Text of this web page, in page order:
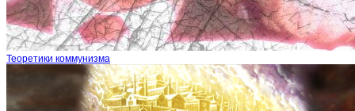
Теоретики коммунизма